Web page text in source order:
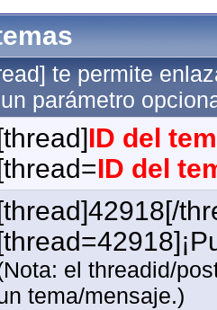
te permite
parámetro
[thread]ID del
[thread=ID del
[thread]42918[/
el threadid/
tema/mensaje.)